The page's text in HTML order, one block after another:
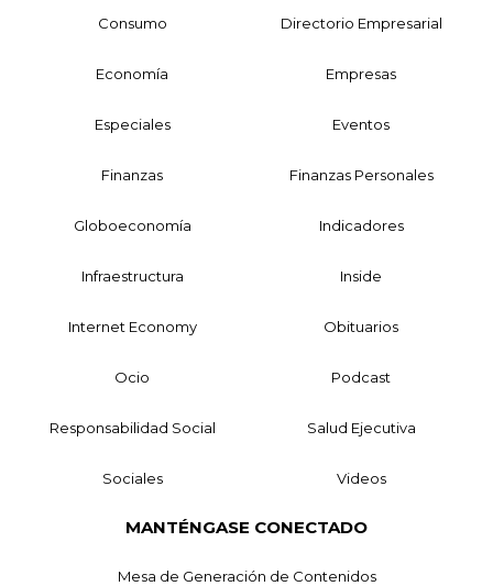
Consumo Directorio Empresarial
Economía Empresas
Especiales Eventos
Finanzas Finanzas Personales
Globoeconomía Indicadores
Infraestructura Inside
Internet Economy Obituarios
Ocio Podcast
Responsabilidad Social Salud Ejecutiva
Sociales Videos
MANTÉNGASE CONECTADO
Mesa de Generación de Contenidos